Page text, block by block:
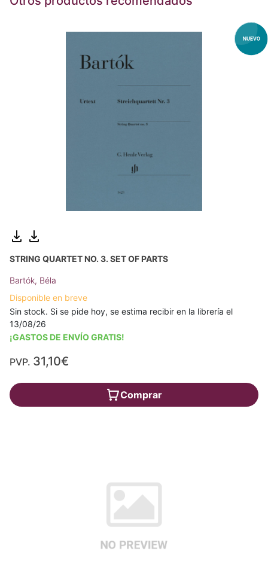
STRING QUARTET NO. 3. SET OF PARTS
Bartók, Béla
Disponible en breve
Sin stock. Si se pide hoy, se estima recibir en la librería el
13/08/26
¡GASTOS DE ENVÍO GRATIS!
PVP. 31,10€
Comprar